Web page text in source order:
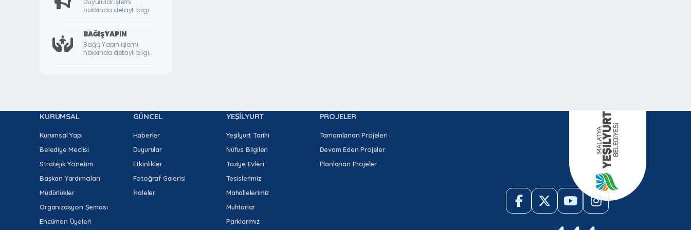
FATİH MAHALLESİ
GAZİ MAHALLESİ
GÜNDÜZBEY MAHALLESİ
HAMİDİYE MAHALLESİ
HIROĞLU MAHALLESİ
HOCA AHMET YESEVİ MAHALLESİ
İKİZCE MAHALLESİ
İLYAS MAHALLESİ
Duyurular işlemi
hakkında detaylı bilgi
BAĞIŞ YAPIN
Bağış Yapın işlemi
hakkında detaylı bilgi
KURUMSAL
Kurumsal Yapı
Belediye Meclisi
Stratejik Yönetim
Başkan Yardımcıları
Müdürlükler
Organizasyon Şeması
Encümen Üyeleri
GÜNCEL
Haberler
Duyurular
Etkinlikler
Fotoğraf Galerisi
İhaleler
YEŞİLYURT
Yeşilyurt Tarihi
Nüfus Bilgileri
Taziye Evleri
Tesislerimiz
Mahallelerimiz
Muhtarlar
Parklarımız
PROJELER
Tamamlanan Projeleri
Devam Eden Projeler
Planlanan Projeler